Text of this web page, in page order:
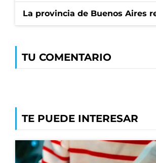
La provincia de Buenos Aires
TU COMENTARIO
TE PUEDE INTERESAR